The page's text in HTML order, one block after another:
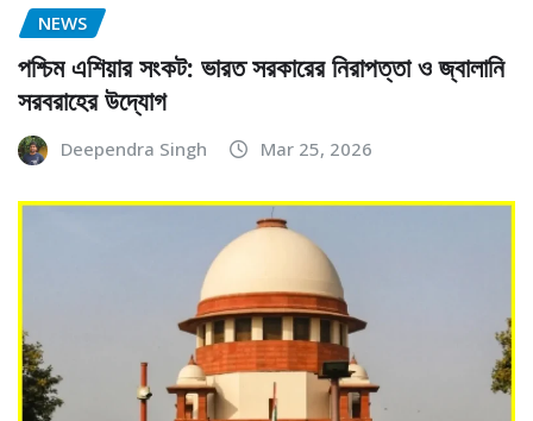
NEWS
পশ্চিম এশিয়ার সংকট: ভারত সরকারের নিরাপত্তা ও জ্বালানি
সরবরাহের উদ্যোগ
Deependra Singh Mar 25, 2026